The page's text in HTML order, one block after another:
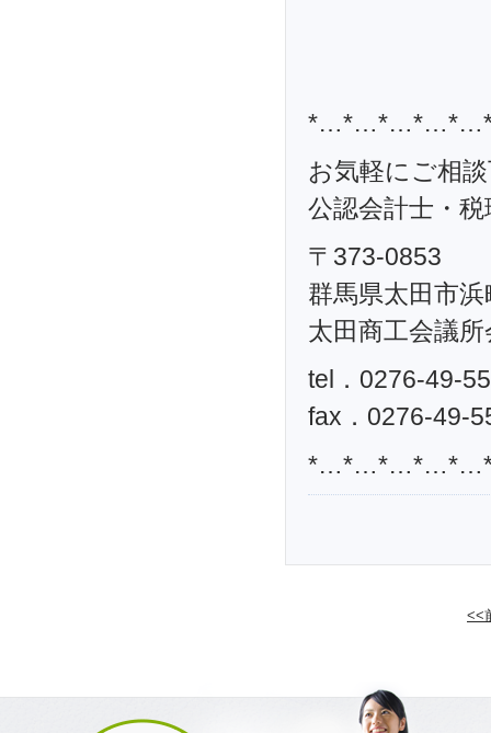
お気軽にご相
公認会計士・
〒373-0853
群馬県太田市
太田商工会議
tel．0276-49-
fax．0276-49-
<<